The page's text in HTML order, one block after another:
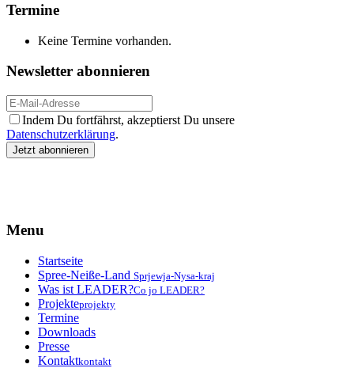
Termine
Keine Termine vorhanden.
Newsletter abonnieren
Indem Du fortfährst, akzeptierst Du unsere
Datenschutzerklärung.
Menu
Startseite
Spree-Neiße-Land Sprjewja-Nysa-kraj
Was ist LEADER?Co jo LEADER?
Projekteprojekty
Termine
Downloads
Presse
Kontaktkontakt